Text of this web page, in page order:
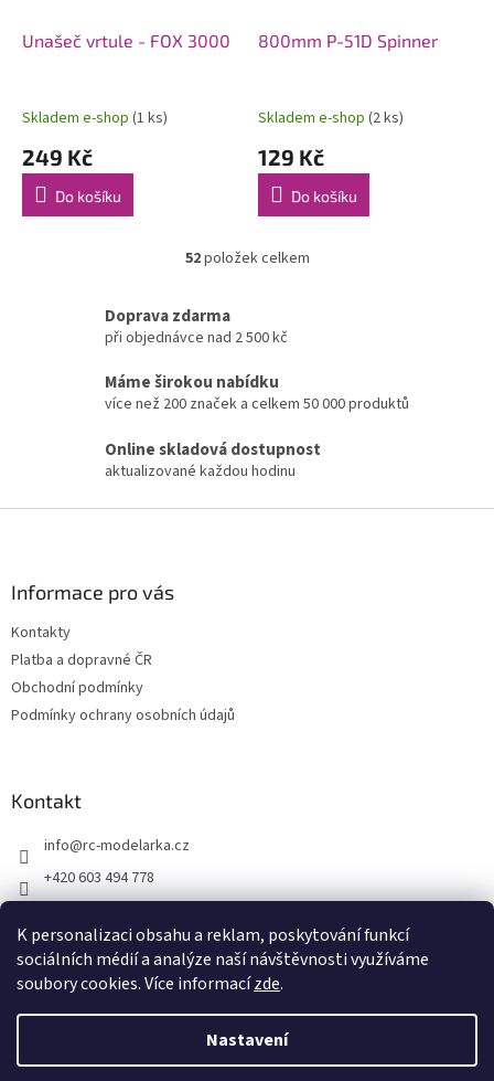
K personalizaci obsahu a reklam, poskytování funkcí
sociálních médií a analýze naší návštěvnosti využíváme
soubory cookies. Více informacízde.
Nastavení
Unašeč vrtule - FOX 3000
Skladem e-shop (1 ks)
249 Kč
Do košíku
800mm P-51D Spinner
Skladem e-shop (2 ks)
129 Kč
Do košíku
O
á
a
c
í
r
v
52položek celkem
Doprava zdarma
při objednávce nad 2 500 kč
Máme širokou nabídku
více než 200 značek a celkem 50 000 produktů
Online skladová dostupnost
aktualizované každou hodinu
Informace pro vás
Kontakty
Platba a dopravné ČR
Obchodní podmínky
Podmínky ochrany osobních údajů
Kontakt
info@rc-modelarka.cz
+420 603 494 778
jino_hk